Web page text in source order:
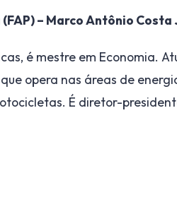
– Marco Antônio Costa
é mestre em Economia.
opera nas áreas de
É diretor-